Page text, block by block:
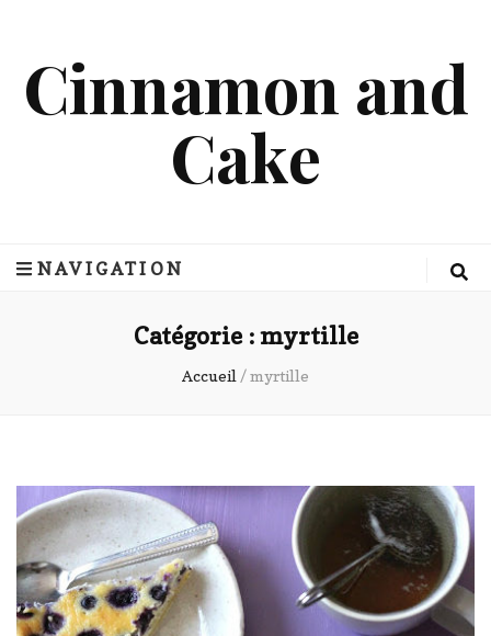
Cinnamon and
Cake
NAVIGATION
Catégorie :myrtille
Accueil /myrtille